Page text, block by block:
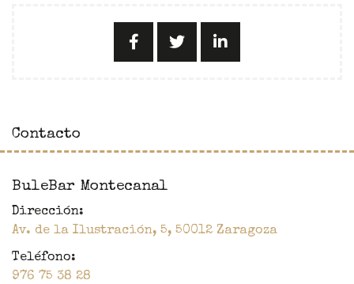
Contacto
BuleBar Montecanal
Dirección:
Av. de la Ilustración, 5, 50012 Zaragoza
Teléfono:
976 75 38 28